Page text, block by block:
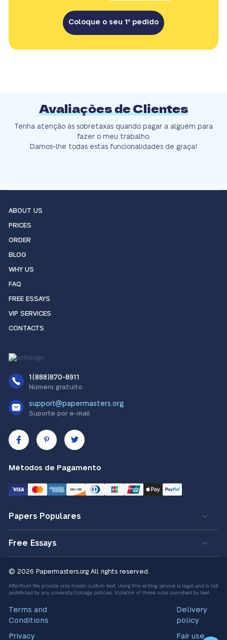
Coloque o seu 1º pedido
Avaliações de Clientes
Tenha atenção às sobretaxas quando pagar a alguém para
fazer o meu trabalho.
Damos-lhe todas estas funcionalidades de graça!
ABOUT US
PRICES
ORDER
BLOG
WHY US
FAQ
FREE ESSAYS
VIP SERVICES
CONTACTS
1(888)870-8911
Número gratuito
support@papermasters.org
Suporte por e-mail
Métodos de Pagamento
Papers Populares
Free Essays
© 2026 Papermasters.org All rights reserved.
Terms and
Conditions
Privacy
Delivery
policy
Fair use